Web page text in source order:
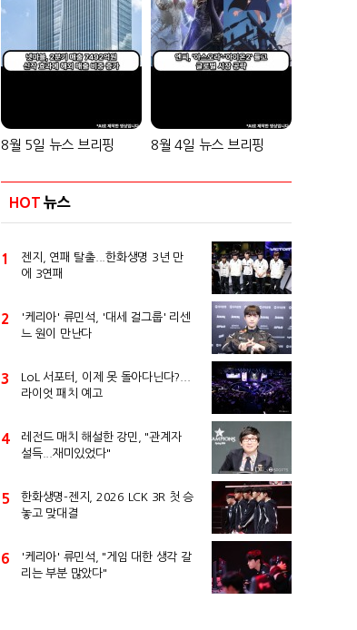
8월 5일 뉴스 브리핑 8월 4일 뉴스 브리핑
HOT 뉴스
1
젠지, 연패 탈출...한화생명 3년 만
에 3연패
2
'케리아' 류민석, '대세 걸그룹' 리센
느 원이 만난다
3
LoL 서포터, 이제 못 돌아다닌다?...
라이엇 패치 예고
4
레전드 매치 해설한 강민, "관계자
설득...재미있었다"
5
한화생명-젠지, 2026 LCK 3R 첫 승
놓고 맞대결
6
'케리아' 류민석, "게임 대한 생각 갈
리는 부분 많았다"